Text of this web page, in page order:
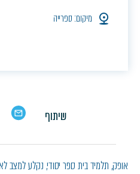
מיקום: ספרייה
שיתוף
אופק, תלמיד בית ספר יסודי, נקלע למצב